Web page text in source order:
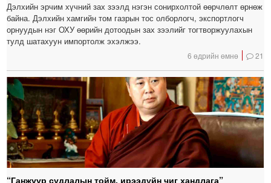
Дэлхийн эрчим хүчний зах зээлд нэгэн сонирхолтой өөрчлөлт өрнөж
байна. Дэлхийн хамгийн том газрын тос олборлогч, экспортлогч
орнуудын нэг ОХУ өөрийн дотоодын зах зээлийг тогтворжуулахын
тулд шатахуун импортолж эхэлжээ.
6 өдрийн өмнө 21
“Ганжуур судлалын тойм, ирээдүйн чиг хандлага”